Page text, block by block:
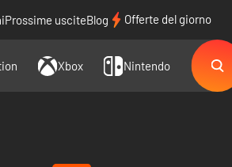
Prossime usciteBlog Offerte del giorno
Xbox Nintendo